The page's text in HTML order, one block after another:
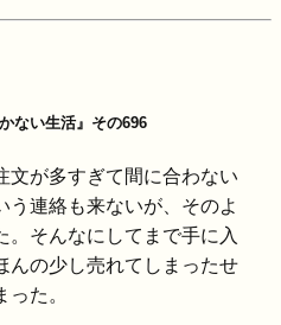
ない生活』その696
文が多すぎて間に合わない
う連絡も来ないが、そのよ
。そんなにしてまで手に入
んの少し売れてしまったせ
た。